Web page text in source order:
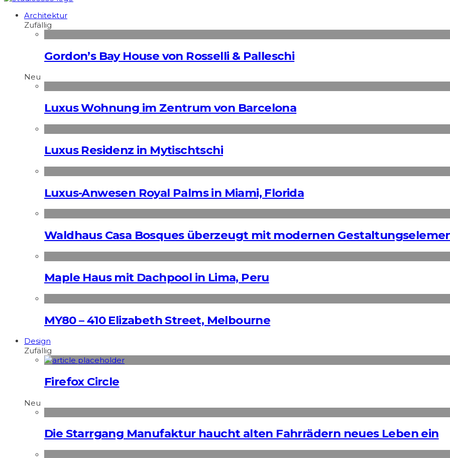
Architektur
Zufällig
Gordon’s Bay House von Rosselli & Palleschi
Neu
Luxus Wohnung im Zentrum von Barcelona
Luxus Residenz in Mytischtschi
Luxus-Anwesen Royal Palms in Miami, Florida
Waldhaus Casa Bosques überzeugt mit modernen
Maple Haus mit Dachpool in Lima, Peru
MY80 – 410 Elizabeth Street, Melbourne
Design
Zufällig
Firefox Circle
Neu
Die Starrgang Manufaktur haucht alten Fahrrädern neues Leben ein